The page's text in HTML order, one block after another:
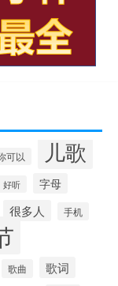
可以 儿歌
好听
字母
很多人 手机
歌曲 歌词